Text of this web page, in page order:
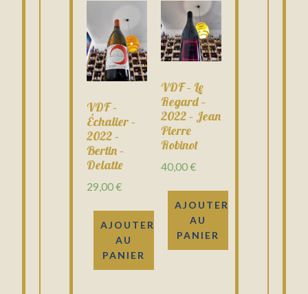
VDF –
Échalier –
2022 –
Bertin –
Delatte
29,00€
AJOUTER
AU
PANIER
VDF – Le
Regard –
2022 – Jean
Pierre
Robinot
40,00€
AJOUTER
AU
PANIER